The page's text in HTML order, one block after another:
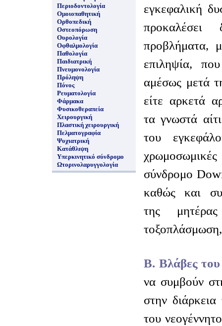
Περιοδοντολογία
Ομοιοπαθητική
Ορθοπεδική
Οστεοπόρωση
Ουρολογία
Οφθαλμολογία
Παθολογία
Παιδιατρική
Πνευμονολογία
Πρόληψη
Πόνος
Ρευματολογία
Φάρμακα
Φυσικοθεραπεία
Χειρουργική
Πλαστική χειρουργική
Πελματογραφία
Ψυχιατρική
Κατάθλιψη
Υπερκινητικό σύνδρομο
Ωτορινολαρυγγολογία
εγκεφαλική
προκαλέσει
προβλήματα,
επιληψία,
αμέσως μετά
είτε αρκετά
τα γνωστά
του
σύνδρομο
καθώς και
της
Β. Βλάβες
να συμβούν
στην
του